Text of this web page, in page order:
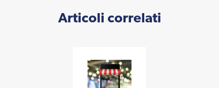
Articoli correlati